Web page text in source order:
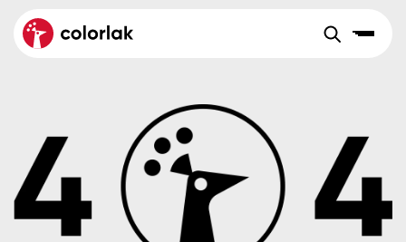
Velkoobchod Sortiment
Aktuality
Reference
O společnosti
Dřevo
Colorlak Dekor
Colorlak Profi